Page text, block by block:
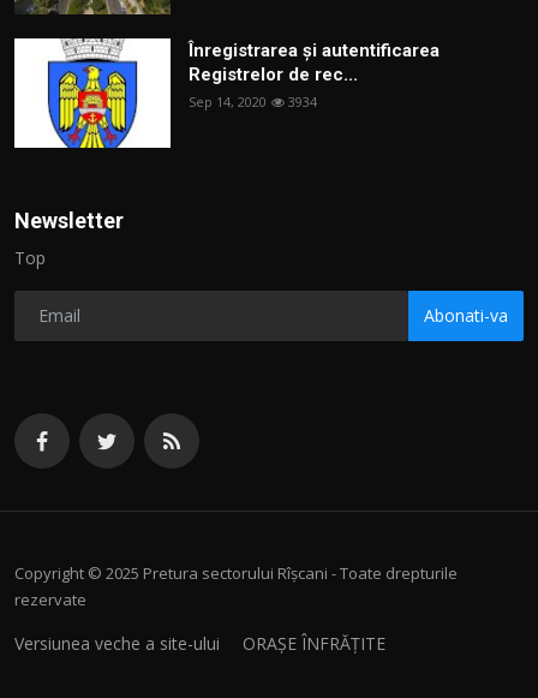
Înregistrarea și autentificarea
Registrelor de rec...
Sep 14, 2020 3934
Newsletter
Top
Abonati-va
Copyright © 2025 Pretura sectorului Rîșcani - Toate drepturile
rezervate
Versiunea veche a site-ului ORAȘE ÎNFRĂȚITE